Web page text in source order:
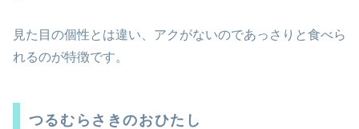
見た目の個性とは違い、アクがないのであっさりと食べら
れるのが特徴です。
つるむらさきのおひたし